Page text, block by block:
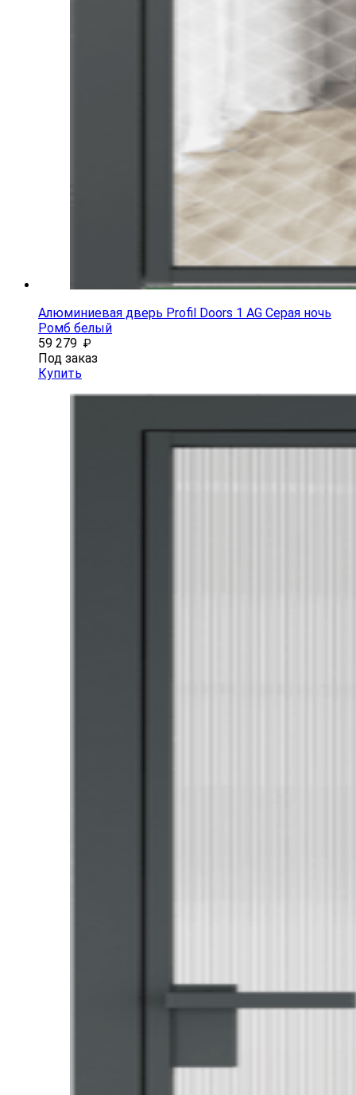
Алюминиевая дверь Profil Doors 1 AG Серая ночь
Ромб белый
59 279 ₽
Под заказ
Купить